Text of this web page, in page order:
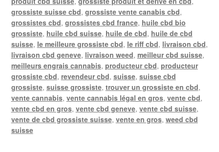
grossiste suisse cbd, grossiste vente canabis cbd,
grossistes cbd, grossistes cbd france, huile cbd bio
grossiste, huile cbd suisse, huile de cbd, huile de cbd
suisse, le meilleure grossiste cbd, le riff cbd, livraison cbd,
livraison cbd geneve, livraison weed, meilleur cbd suisse,
meilleurs engrais cannabis, producteur cbd, producteur
grossiste cbd, revendeur cbd, suisse, suisse cbd
grossiste, suisse grossiste, trouver un grossiste en cbd,
vente cannabis, vente cannabis légal en gros, vente cbd,
vente cbd en gros, vente cbd geneve, vente cbd suisse,
vente de cbd grossiste suisse, vente en gros, weed cbd
suisse